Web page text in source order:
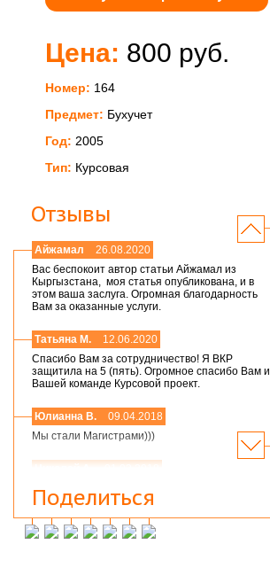
Цена: 800 руб.
Номер: 164
Предмет: Бухучет
Год: 2005
Тип: Курсовая
Отзывы
Айжамал
26.08.2020
Вас беспокоит автор статьи Айжамал из
Кыргызстана, моя статья опубликована, и в
этом ваша заслуга. Огромная благодарность
Вам за оказанные услуги.
Татьяна М.
12.06.2020
Спасибо Вам за сотрудничество! Я ВКР
защитила на 5 (пять). Огромное спасибо Вам и
Вашей команде Курсовой проект.
Юлианна В.
09.04.2018
Мы стали Магистрами)))
Мария,добрый день! Спасибо большое.
Защитился на 4!всего доброго
Инна М.
14.03.2018
Поделиться